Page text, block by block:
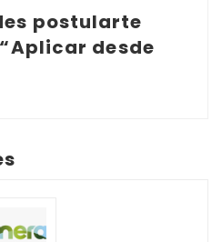
postularte
desde